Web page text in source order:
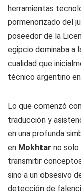
herramientas
pormenorizado del
poseedor de la
egipcio dominaba a
cualidad que
técnico argentino
Lo que comenzó
traducción y
en una profunda
en Mokhtar no
transmitir
sino a un obsesivo
detección de